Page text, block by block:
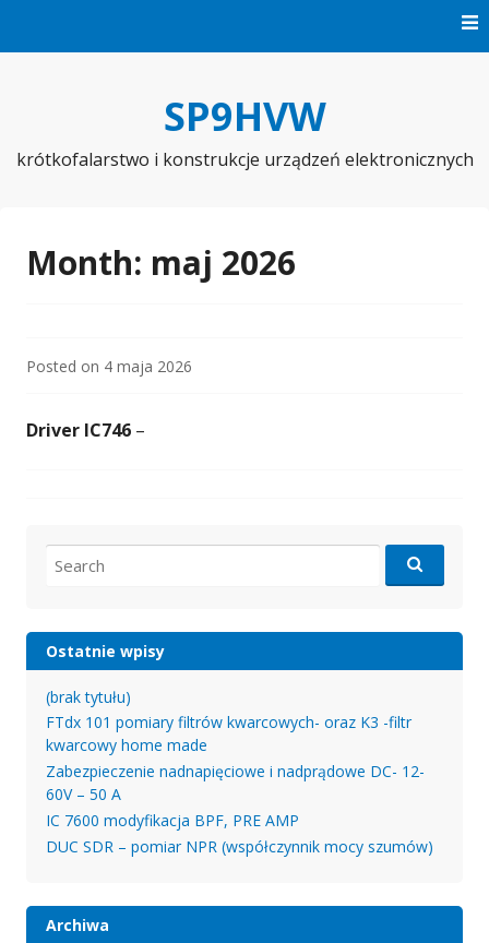
SP9HVW
krótkofalarstwo i konstrukcje urządzeń elektronicznych
Month: maj 2026
Posted on 4 maja 2026
Driver IC746 –
for:
Ostatnie wpisy
(brak tytułu)
FTdx 101 pomiary filtrów kwarcowych- oraz K3 -filtr
kwarcowy home made
Zabezpieczenie nadnapięciowe i nadprądowe DC- 12-
60V – 50 A
IC 7600 modyfikacja BPF, PRE AMP
DUC SDR – pomiar NPR (współczynnik mocy szumów)
Archiwa